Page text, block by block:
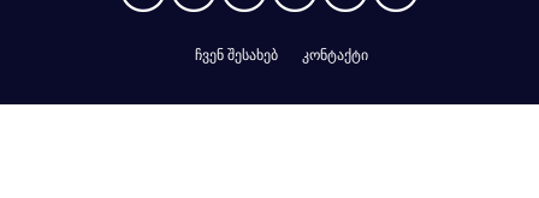
ჩვენ შესახებ კონტაქტი